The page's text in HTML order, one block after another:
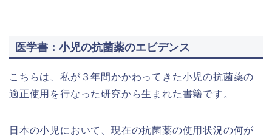
医学書：小児の抗菌薬のエビデンス
こちらは、私が３年間かかわってきた小児の抗菌薬の
適正使用を行なった研究から生まれた書籍です。
日本の小児において、現在の抗菌薬の使用状況の何が